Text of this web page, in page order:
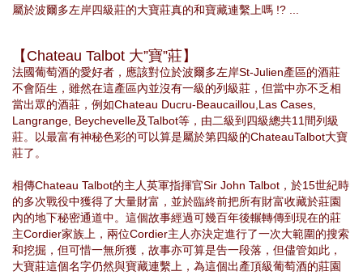
屬於波爾多左岸四級莊的大寶莊真的和寶藏連繫上嗎 !? ...
【Chateau Talbot 大”寶”莊】
法國葡萄酒的愛好者，應該對位於波爾多左岸St-Julien產區的酒莊
不會陌生，雖然在這產區內並沒有一級的列級莊，但當中亦不乏相
當出眾的酒莊，例如Chateau Ducru-Beaucaillou,Las Cases,
Langrange, Beychevelle及Talbot等，由二級到四級總共11 間列級
莊。以最富有神秘色彩的可以算是屬於第四級的ChateauTalbot大寶
莊了。
相傳Chateau Talbot的主人英軍指揮官Sir John Talbot，於15世紀時
的多次戰役中獲得了大量財富，並於臨終前把所有財富收藏於莊園
內的地下秘密通道中。這個故事經過可幾百年後輾轉傳到現在的莊
主Cordier家族上，兩位Cordier主人亦決定進行了一次大範圍的搜索
和挖掘，但可惜一無所獲，故事亦可算是告一段落，但儘管如此，
大寶莊這個名字仍然與寶藏連繫上，為這個出產頂級葡萄酒的莊園